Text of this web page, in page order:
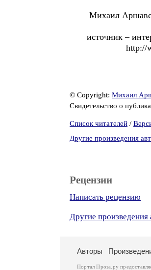
Михаил
источник –
http://
© Copyright: Михаил
Свидетельство о
Список читателей /
Другие произведения
Рецензии
Написать рецензию
Другие
Авторы
Портал Проза.ру